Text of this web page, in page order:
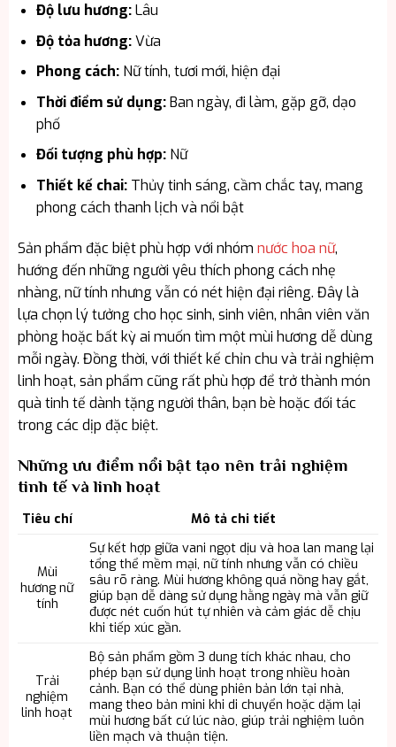
Độ lưu hương:Lâu
Độ tỏa hương:Vừa
Phong cách:Nữ tính, tươi mới, hiện đại
Thời điểm sử dụng:Ban ngày, đi làm, gặp gỡ, dạo
phố
Đối tượng phù hợp:Nữ
Thiết kế chai:Thủy tinh sáng, cầm chắc tay, mang
phong cách thanh lịch và nổi bật
Sản phẩm đặc biệt phù hợp với nhóm nước hoa nữ,
hướng đến những người yêu thích phong cách nhẹ
nhàng, nữ tính nhưng vẫn có nét hiện đại riêng. Đây là
lựa chọn lý tưởng cho học sinh, sinh viên, nhân viên văn
phòng hoặc bất kỳ ai muốn tìm một mùi hương dễ dùng
mỗi ngày. Đồng thời, với thiết kế chỉn chu và trải nghiệm
linh hoạt, sản phẩm cũng rất phù hợp để trở thành món
quà tinh tế dành tặng người thân, bạn bè hoặc đối tác
trong các dịp đặc biệt.
Những ưu điểm nổi bật tạo nên trải nghiệm
tinh tế và linh hoạt
Tiêu chí Mô tả chi tiết
Mùi
hương nữ
tính
Sự kết hợp giữa vani ngọt dịu và hoa lan mang lại
tổng thể mềm mại, nữ tính nhưng vẫn có chiều
sâu rõ ràng. Mùi hương không quá nồng hay gắt,
giúp bạn dễ dàng sử dụng hằng ngày mà vẫn giữ
được nét cuốn hút tự nhiên và cảm giác dễ chịu
khi tiếp xúc gần.
Trải
nghiệm
linh hoạt
Bộ sản phẩm gồm 3 dung tích khác nhau, cho
phép bạn sử dụng linh hoạt trong nhiều hoàn
cảnh. Bạn có thể dùng phiên bản lớn tại nhà,
mang theo bản mini khi di chuyển hoặc dặm lại
mùi hương bất cứ lúc nào, giúp trải nghiệm luôn
liền mạch và thuận tiện.